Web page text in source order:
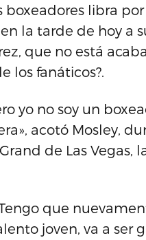
libra
la tarde de hoy a
que no está
los fanáticos?.
yo no soy un
acotó Mosley,
de Las Vegas,
que
joven, va a ser